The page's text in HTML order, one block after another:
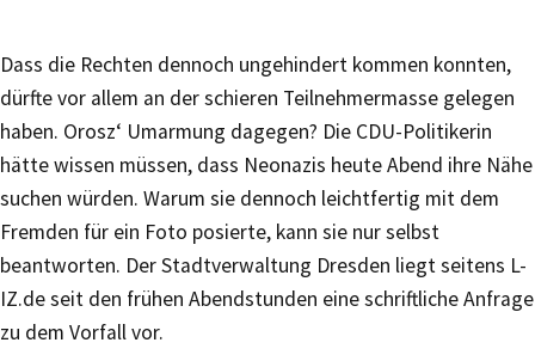
Dass die Rechten dennoch ungehindert kommen konnten,
dürfte vor allem an der schieren Teilnehmermasse gelegen
haben. Orosz‘ Umarmung dagegen? Die CDU-Politikerin
hätte wissen müssen, dass Neonazis heute Abend ihre Nähe
suchen würden. Warum sie dennoch leichtfertig mit dem
Fremden für ein Foto posierte, kann sie nur selbst
beantworten. Der Stadtverwaltung Dresden liegt seitens L-
IZ.de seit den frühen Abendstunden eine schriftliche Anfrage
zu dem Vorfall vor.